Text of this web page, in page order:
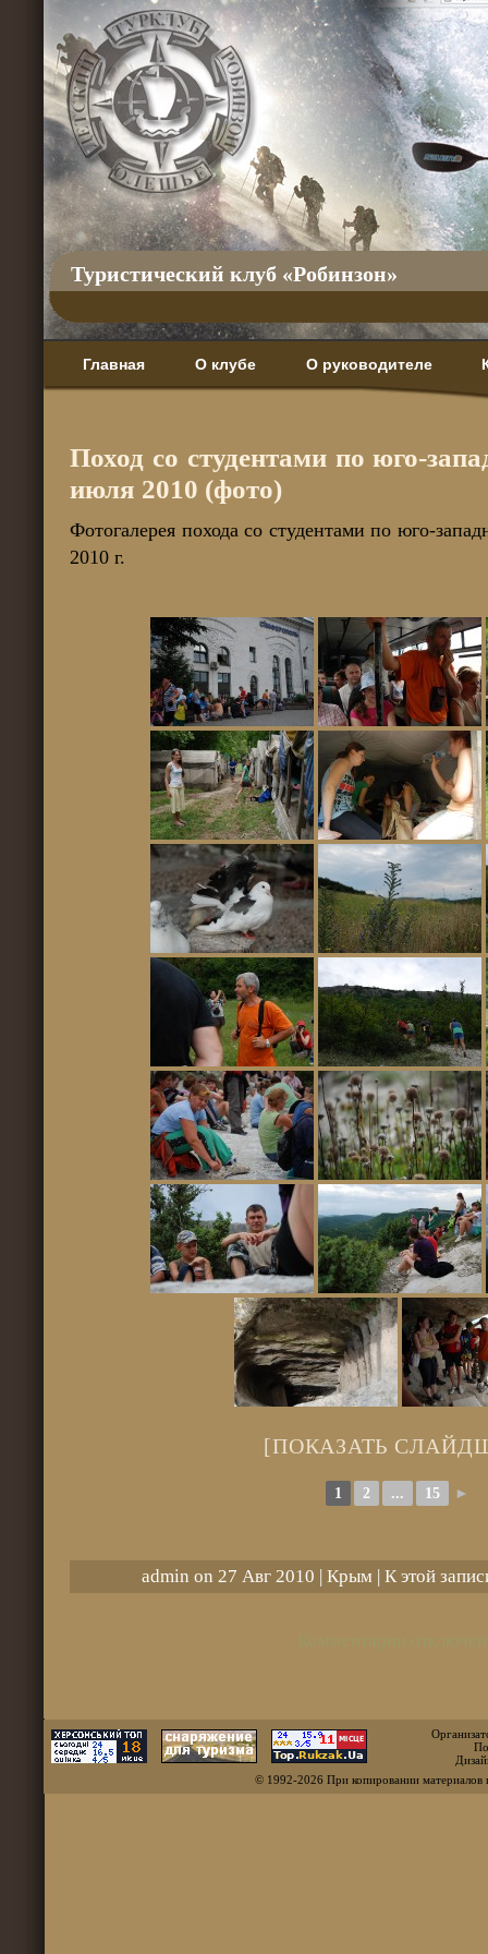
Туристический клуб «Робинзон»
Главная О клубе О руководителе
Поход со студентами по юго-
июля 2010 (фото)
Фотогалерея похода со студентами по юго-
2010 г.
[ПОКАЗАТЬ
1 2 ... 15 ►
admin on 27 Авг 2010 | Крым| К этой
© 1992-2026 При копировании материалов